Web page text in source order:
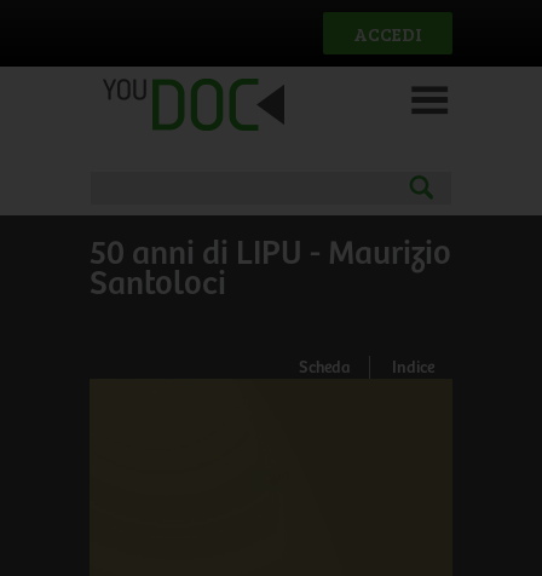
ACCEDI
50 anni di LIPU - Maurizio
Santoloci
Scheda Indice